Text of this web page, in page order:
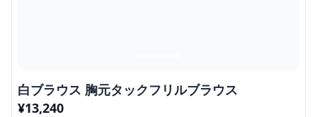
白ブラウス 胸元タックフリルブラウス
¥13,240